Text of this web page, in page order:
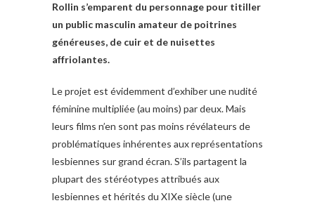
Rollin s’emparent du personnage pour titiller
un public masculin amateur de poitrines
généreuses, de cuir et de nuisettes
affriolantes.
Le projet est évidemment d’exhiber une nudité
féminine multipliée (au moins) par deux. Mais
leurs films n’en sont pas moins révélateurs de
problématiques inhérentes aux représentations
lesbiennes sur grand écran. S’ils partagent la
plupart des stéréotypes attribués aux
lesbiennes et hérités du XIXe siècle (une